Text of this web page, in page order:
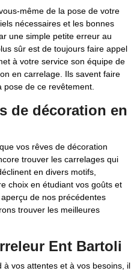
même de la pose de votre
nécessaires et les bonnes
une simple petite erreur au
sûr est de toujours faire appel
à votre service son équipe de
en carrelage. Ils savent faire
de ce revêtement.
de décoration en
vos rêves de décoration
trouver les carrelages qui
en divers motifs,
choix en étudiant vos goûts et
de nos précédentes
trouver les meilleures
Ent Bartoli
à vos attentes et à vos besoins, il